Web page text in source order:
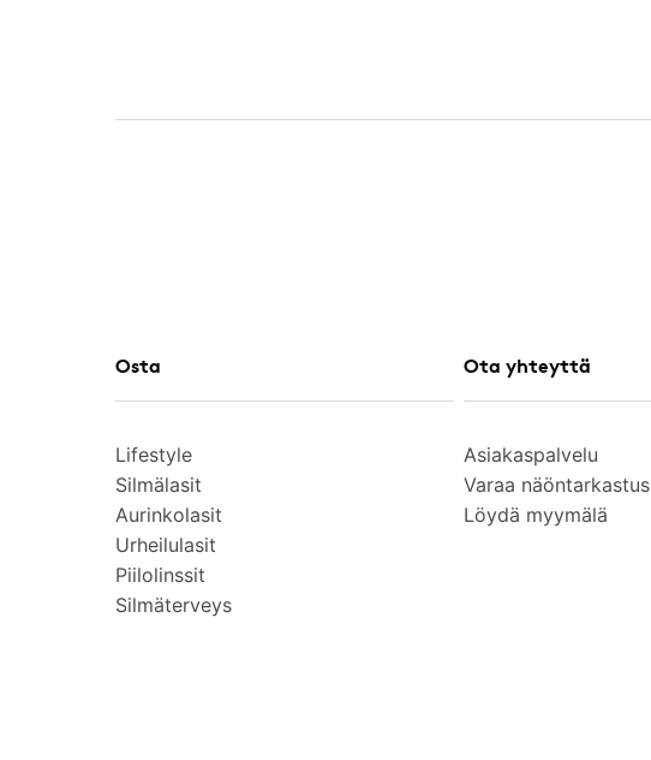
Osta
Lifestyle
Silmälasit
Aurinkolasit
Urheilulasit
Piilolinssit
Silmäterveys
Ota yhteyttä
Asiakaspalvelu
Varaa näöntarkastus
Löydä myymälä